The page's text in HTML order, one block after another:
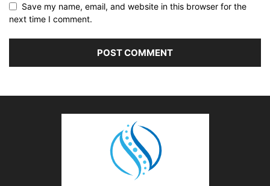
Save my name, email, and website in this browser for the
next time I comment.